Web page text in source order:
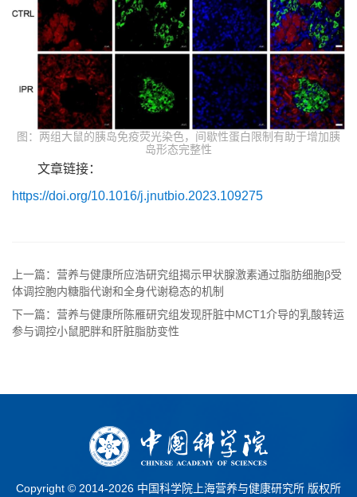
图：两组大鼠的胰岛免疫荧光染色，间歇性蛋白限制有助于增加胰
岛形态完整性
文章链接：
https://doi.org/10.1016/j.jnutbio.2023.109275
上一篇：营养与健康所应浩研究组揭示甲状腺激素通过脂肪细胞β受
体调控胞内糖脂代谢和全身代谢稳态的机制
下一篇：营养与健康所陈雁研究组发现肝脏中MCT1介导的乳酸转运
参与调控小鼠肥胖和肝脏脂肪变性
Copyright © 2014-2026 中国科学院上海营养与健康研究所 版权所